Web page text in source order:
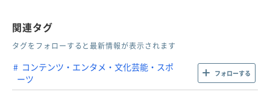
関連タグ
タグをフォローすると最新情報が表示されます
コンテンツ・エンタメ・文化芸能・スポ
ーツ
フォローする